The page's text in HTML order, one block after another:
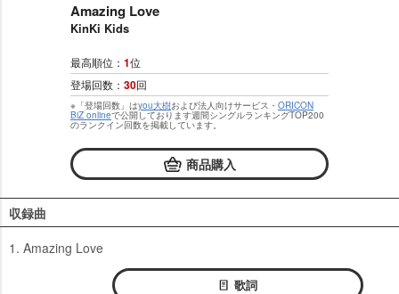
Amazing Love
KinKi Kids
最高順位： 1位
登場回数： 30回
※「登場回数」はyou大樹および法人向けサービス・ ORICON
BiZ onlineで公開しております週間シングルランキングTOP200
のランクイン回数を掲載しています。
商品購入
収録曲
1. Amazing Love
歌詞